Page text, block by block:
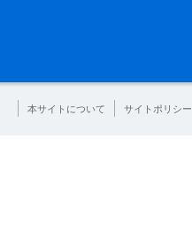
本サイトについて サイトポリシー